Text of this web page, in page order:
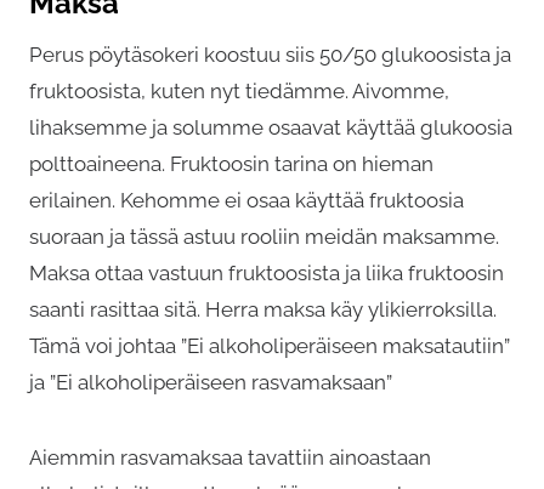
Perus pöytäsokeri koostuu siis 50/50 glukoosista ja
fruktoosista, kuten nyt tiedämme. Aivomme,
lihaksemme ja solumme osaavat käyttää glukoosia
polttoaineena. Fruktoosin tarina on hieman
erilainen. Kehomme ei osaa käyttää fruktoosia
suoraan ja tässä astuu rooliin meidän maksamme.
Maksa ottaa vastuun fruktoosista ja liika fruktoosin
saanti rasittaa sitä. Herra maksa käy ylikierroksilla.
Tämä voi johtaa ”Ei alkoholiperäiseen maksatautiin”
ja ”Ei alkoholiperäiseen rasvamaksaan”
Aiemmin rasvamaksaa tavattiin ainoastaan